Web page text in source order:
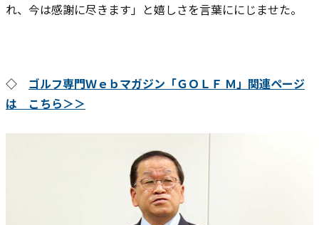
れ、今は感謝に尽きます」と嬉しさを言葉ににじませた。
◇ ゴルフ専門Ｗｅｂマガジン「ＧＯＬＦ Ｍ」関連ページ
は こちら＞＞